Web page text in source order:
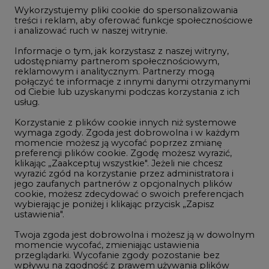
1PGE szuka pracowników, zobacz nowe
ogłoszenia
2
Budowa terminala intermodalnego w
Zabrzu wkracza w końcowy etap
realizacji
3
Kogo teraz zatrudniają Polskie Sieci
cookie, możesz zdecydować o swoich preferencjach
wybierając je poniżej i klikając przycisk „Zapisz
ustawienia".
Twoja zgoda jest dobrowolna i możesz ją w dowolnym
momencie wycofać, zmieniając ustawienia
przeglądarki. Wycofanie zgody pozostanie bez
wpływu na zgodność z prawem używania plików
cookie i podobnych technologii, którego dokonano
na podstawie zgody przed jej wycofaniem. Korzystanie
przetwarzaniem Twoich danych osobowych.
Równocześnie informujemy, że Administratorem
Państwa danych jest Agencja Rynku Energii S.A., ul.
Bobrowiecka 3, 00-728 Warszawa.
Więcej informacji o przetwarzaniu danych osobowych
oraz mechanizmie plików cookie znajdą Państwo
wPolityce prywatności.
wszystkie